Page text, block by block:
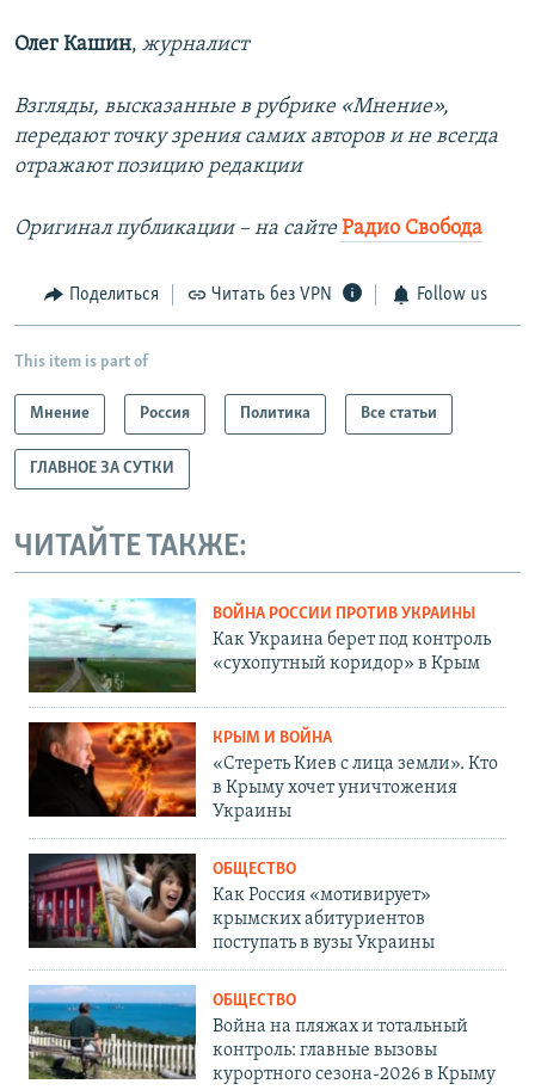
Олег Кашин, журналист
Взгляды, высказанные в рубрике «Мнение»,
передают точку зрения самих авторов и не всегда
отражают позицию редакции
Оригинал публикации – на сайтеРадио Свобода
Поделиться Читать без VPN Follow us
This item is part of
Мнение Россия Политика Все статьи
ГЛАВНОЕ ЗА СУТКИ
ЧИТАЙТЕ ТАКЖЕ:
ВОЙНА РОССИИ ПРОТИВ УКРАИНЫ
Как Украина берет под контроль
«сухопутный коридор» в Крым
КРЫМ И ВОЙНА
«Стереть Киев с лица земли». Кто
в Крыму хочет уничтожения
Украины
ОБЩЕСТВО
Как Россия «мотивирует»
крымских абитуриентов
поступать в вузы Украины
ОБЩЕСТВО
Война на пляжах и тотальный
контроль: главные вызовы
курортного сезона-2026 в Крыму